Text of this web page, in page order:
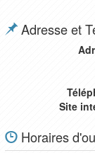
Adresse et
Site
Horaires